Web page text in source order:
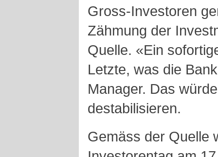
Gross-Investoren
Zähmung der
Quelle. «Ein
Letzte, was die
Manager. Das
destabilisieren.
Gemäss der Quelle